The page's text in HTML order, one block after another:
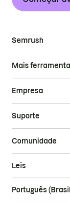
Semrush
Mais
Empresa
Suporte
Comunidade
Leis
Português